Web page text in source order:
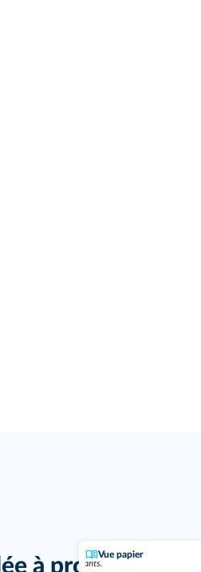
Vue papier
à proposer ?